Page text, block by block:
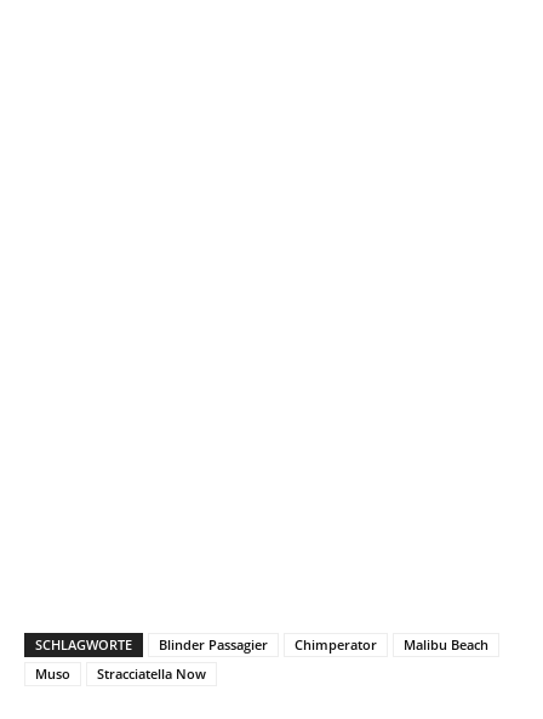
SCHLAGWORTE Blinder Passagier Chimperator
Malibu Beach
Muso
Stracciatella Now